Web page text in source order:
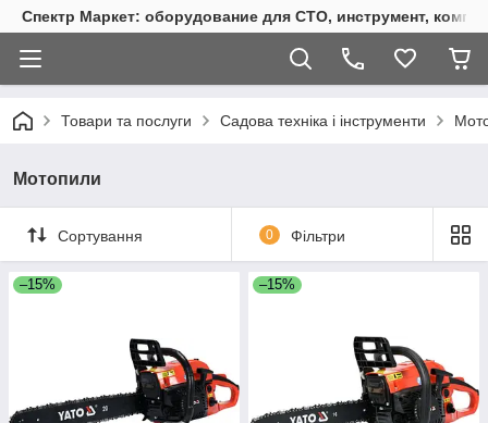
Спектр Маркет: оборудование для СТО, инструмент,
Товари та послуги Садова техніка і інструменти
Мотопили
Сортування 0 Фільтри
–15% –15%